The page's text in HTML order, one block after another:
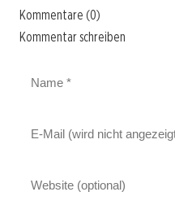
Kommentare (0)
Kommentar schreiben